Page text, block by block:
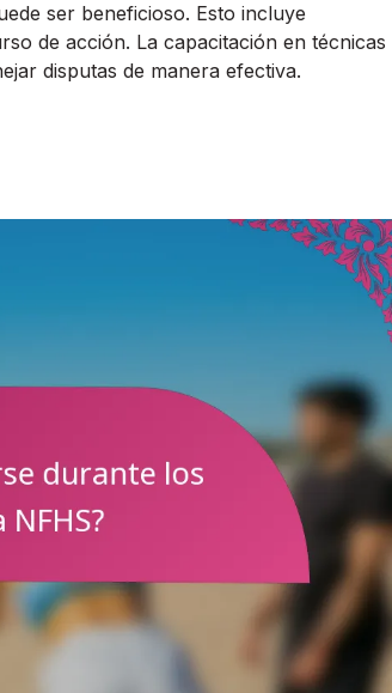
ser beneficioso. Esto incluye
de acción. La capacitación en técnicas
disputas de manera efectiva.